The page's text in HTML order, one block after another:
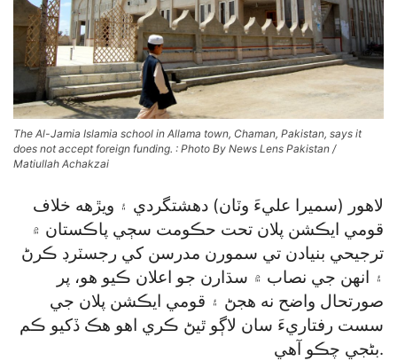
The Al-Jamia Islamia school in Allama town, Chaman, Pakistan, says it
does not accept foreign funding. : Photo By News Lens Pakistan /
Matiullah Achakzai
لاهور (سميرا عليءَ وٽان) دهشتگردي ۽ ويڙهه خلاف
قومي ايڪشن پلان تحت حڪومت سڄي پاڪستان ۾
ترجيحي بنيادن تي سمورن مدرسن کي رجسٽرڊ ڪرڻ
۽ انهن جي نصاب ۾ سڌارن جو اعلان ڪيو هو، پر
صورتحال واضح نه هجڻ ۽ قومي ايڪشن پلان جي
سست رفتاريءَ سان لاڳو ٿيڻ ڪري اهو هڪ ڏکيو ڪم
بڻجي چڪو آهي.